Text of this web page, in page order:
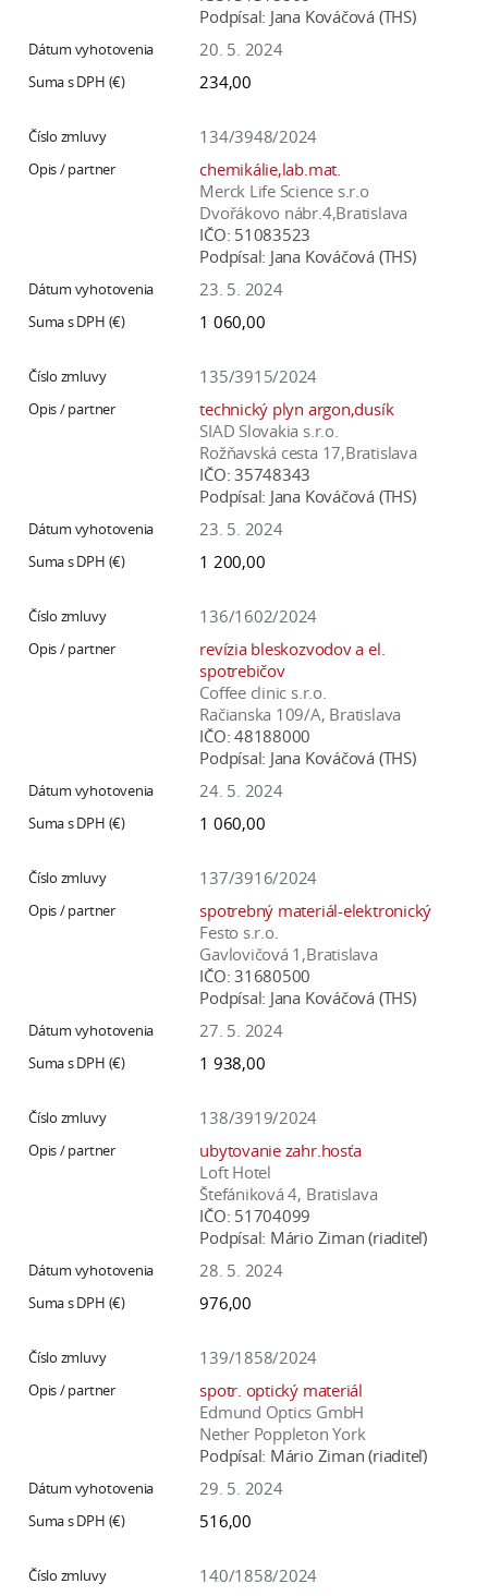
Podpísal: Jana Kováčová (THS)
20. 5. 2024
234,00
134/3948/2024
chemikálie,lab.mat.
Merck Life Science s.r.o
Dvořákovo nábr.4,Bratislava
IČO: 51083523
Podpísal: Jana Kováčová (THS)
23. 5. 2024
1 060,00
135/3915/2024
technický plyn argon,dusík
SIAD Slovakia s.r.o.
Rožňavská cesta 17,Bratislava
IČO: 35748343
Podpísal: Jana Kováčová (THS)
23. 5. 2024
1 200,00
136/1602/2024
revízia bleskozvodov a el.
spotrebičov
Coffee clinic s.r.o.
Račianska 109/A, Bratislava
IČO: 48188000
Podpísal: Jana Kováčová (THS)
24. 5. 2024
1 060,00
137/3916/2024
spotrebný materiál-elektronický
Festo s.r.o.
Gavlovičová 1,Bratislava
IČO: 31680500
Podpísal: Jana Kováčová (THS)
27. 5. 2024
1 938,00
138/3919/2024
ubytovanie zahr.hosťa
Loft Hotel
Štefániková 4, Bratislava
IČO: 51704099
Podpísal: Mário Ziman (riaditeľ)
28. 5. 2024
976,00
139/1858/2024
spotr. optický materiál
Edmund Optics GmbH
Nether Poppleton York
Podpísal: Mário Ziman (riaditeľ)
29. 5. 2024
516,00
140/1858/2024